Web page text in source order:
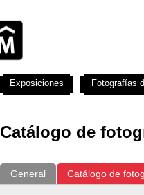
Catálogo de
General Catálogo de
Exposiciones Fotografías